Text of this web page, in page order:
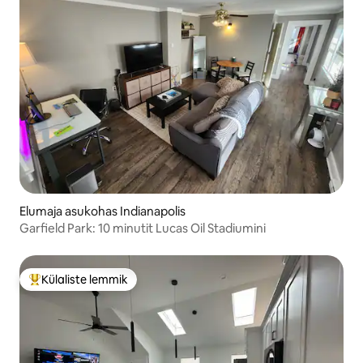
Elumaja asukohas Indianapolis
Garfield Park: 10 minutit Lucas Oil Stadiumini
Külaliste suur lemmik
Külaliste lemmik